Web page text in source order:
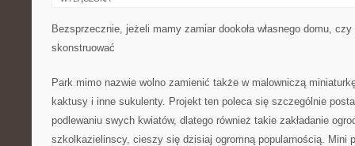
Bezsprzecznie, jeżeli mamy zamiar dookoła własnego domu,
skonstruować
Park mimo nazwie wolno zamienić także w malowniczą
kaktusy i inne sukulenty. Projekt ten poleca się szczególnie
podlewaniu swych kwiatów, dlatego również takie zakładanie
szkolkazielinscy, cieszy się dzisiaj ogromną popularnością. Mini